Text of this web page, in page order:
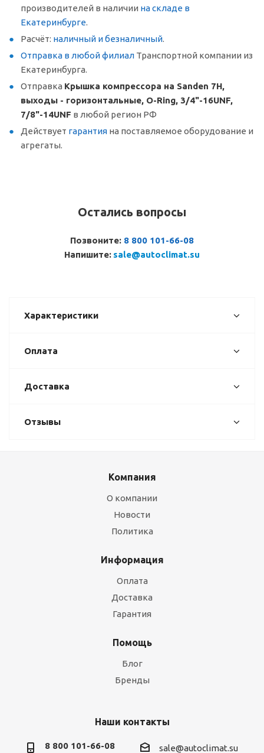
производителей в наличии на складе в
Екатеринбурге.
Расчёт: наличный и безналичный.
Отправка в любой филиал Транспортной компании из
Екатеринбурга.
Отправка Крышка компрессора на Sanden 7Н,
выходы - горизонтальные, O-Ring, 3/4"-16UNF,
7/8"-14UNF в любой регион РФ
Действует гарантия на поставляемое оборудование и
агрегаты.
Остались вопросы
Позвоните: 8 800 101-66-08
Напишите: sale@autoclimat.su
Характеристики
Оплата
Доставка
Отзывы
Компания
О компании
Новости
Политика
Информация
Оплата
Доставка
Гарантия
Помощь
Блог
Бренды
Наши контакты
8 800 101-66-08 sale@autoclimat.su